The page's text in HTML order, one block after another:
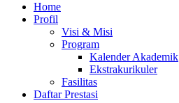
Home
Profil
Visi & Misi
Program
Kalender Akademik
Ekstrakurikuler
Fasilitas
Daftar Prestasi